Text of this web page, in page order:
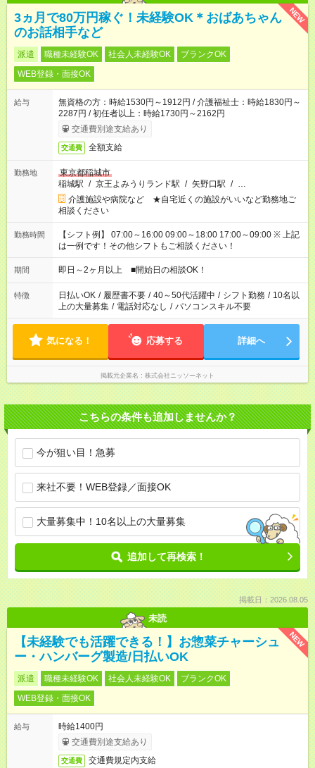
NEW
3ヵ月で80万円稼ぐ！未経験OK＊おばあちゃん
のお話相手など
派遣 職種未経験OK 社会人未経験OK
ブランクOK
WEB登録・面接OK
給与
無資格の方：時給1530円～1912円 / 介護福祉士：時給1830円～
2287円 / 初任者以上：時給1730円～2162円
交通費別途支給あり
交通費 全額支給
勤務地
東京都稲城市
稲城駅 / 京王よみうりランド駅 / 矢野口駅 / …
介護施設や病院など ★自宅近くの施設がいいなど勤務地ご
相談ください
勤務時間
【シフト例】 07:00～16:00 09:00～18:00 17:00～09:00 ※ 上記
は一例です！その他シフトもご相談ください！
期間 即日～2ヶ月以上 ■開始日の相談OK！
特徴 日払いOK / 履歴書不要 / 40～50代活躍中 / シフト勤務 / 10名以
上の大量募集 / 電話対応なし / パソコンスキル不要
気になる！ 応募する 詳細へ
掲載元企業名 株式会社ニッソーネット
こちらの条件も追加しませんか？
今が狙い目！急募
来社不要！WEB登録／面接OK
大量募集中！10名以上の大量募集
追加して再検索！
掲載日：2026.08.05
未読
NEW
【未経験でも活躍できる！】お惣菜チャーシュ
ー・ハンバーグ製造/日払いOK
派遣 職種未経験OK 社会人未経験OK
ブランクOK
WEB登録・面接OK
給与
時給1400円
交通費別途支給あり
交通費 交通費規定内支給